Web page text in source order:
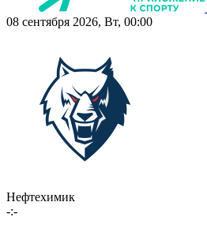
08 сентября 2026, Вт, 00:00
Нефтехимик
-:-